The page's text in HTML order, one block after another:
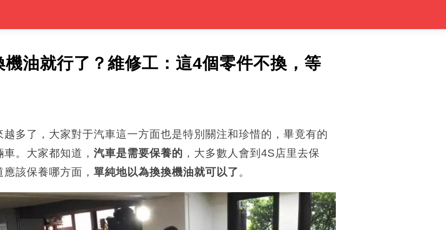
機油就行了？維修工：這4個零件不換，等
多了，大家對于汽車這一方面也是特別關注和珍惜的，畢竟有的
。大家都知道， 汽車是需要保養的 ，大多數人會到4S店里去保
該保養哪方面， 單純地以為換換機油就可以了 。